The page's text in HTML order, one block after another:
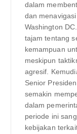
dalam
dan
Washington
tajam tentang
kemampuan
meskipun
agresif.
Senior
semakin
dalam
periode ini
kebijakan